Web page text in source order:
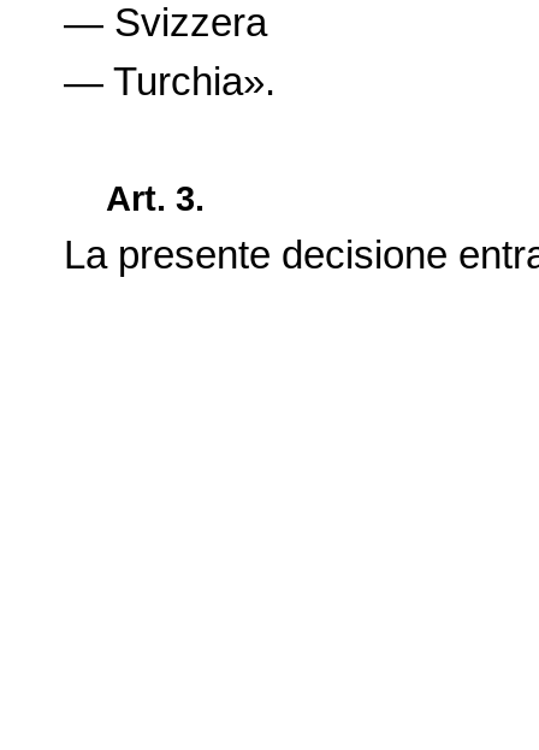
— Svizzera
— Turchia».
Art. 3.
La presente decisione